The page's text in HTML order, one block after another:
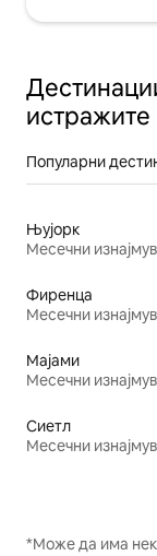
истражите
Популарни
Њујорк
Месечни
Фиренца
Месечни
Мајами
Месечни
Сиетл
Месечни
*Може да има